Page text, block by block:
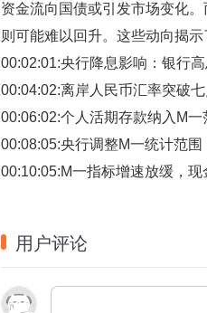
资金流向国债或引发市场变化
则可能难以回升。这些动向揭
00:02:01:央行降息影响：银行
00:04:02:离岸人民币汇率突破
00:06:02:个人活期存款纳入M
00:08:05:央行调整M一统计范
00:10:05:M一指标增速放缓，
用户评论